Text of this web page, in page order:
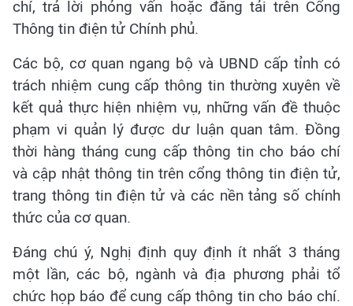
chí, trả lời phỏng vấn hoặc đăng tải trên Cổng
Thông tin điện tử Chính phủ.
Các bộ, cơ quan ngang bộ và UBND cấp tỉnh có
trách nhiệm cung cấp thông tin thường xuyên về
kết quả thực hiện nhiệm vụ, những vấn đề thuộc
phạm vi quản lý được dư luận quan tâm. Đồng
thời hàng tháng cung cấp thông tin cho báo chí
và cập nhật thông tin trên cổng thông tin điện tử,
trang thông tin điện tử và các nền tảng số chính
thức của cơ quan.
Đáng chú ý, Nghị định quy định ít nhất 3 tháng
một lần, các bộ, ngành và địa phương phải tổ
chức họp báo để cung cấp thông tin cho báo chí.